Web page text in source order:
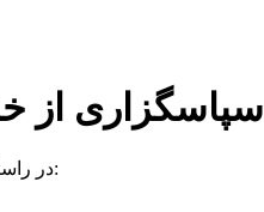
۶-۱۰ سپاسگزاری
در راستای ساختن یک زندگی شاد همراه با سلامتی برای خود و خانواده ام، اقدامات زیر را انجام می دهم: